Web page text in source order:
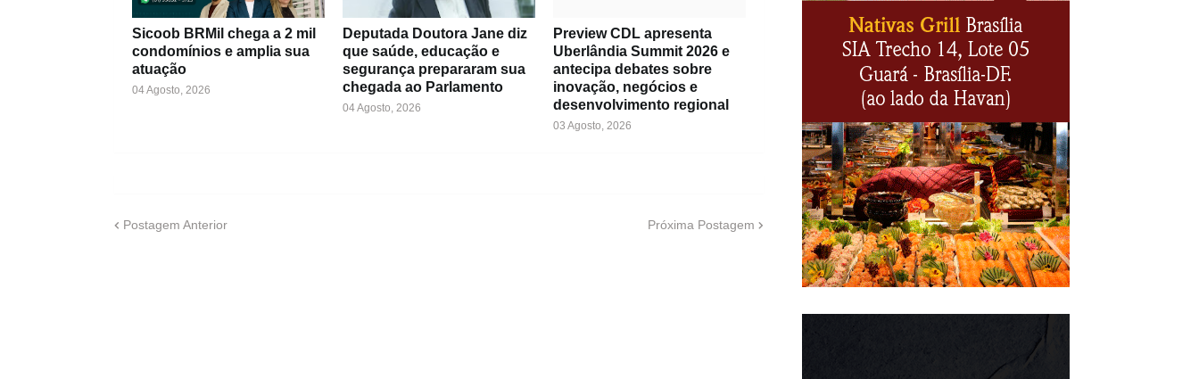
Sicoob BRMil chega a 2 mil
condomínios e amplia sua
atuação
04 Agosto, 2026
Deputada Doutora Jane diz
que saúde, educação e
segurança prepararam sua
chegada ao Parlamento
04 Agosto, 2026
Preview CDL apresenta
Uberlândia Summit 2026 e
antecipa debates sobre
inovação, negócios e
desenvolvimento regional
03 Agosto, 2026
Postagem Anterior Próxima Postagem